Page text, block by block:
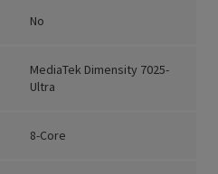
No
MediaTek Dimensity 7025-
Ultra
8-Core